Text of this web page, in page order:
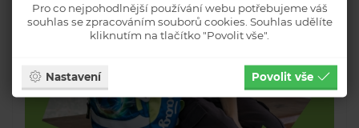
Pro co nejpohodlnější používání webu potřebujeme váš
souhlas se zpracováním souborů cookies. Souhlas udělíte
kliknutím na tlačítko "Povolit vše".
Nastavení Povolit vše